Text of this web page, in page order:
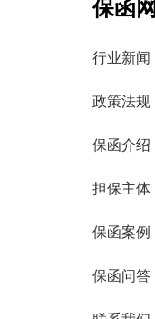
保函网
行业新闻
政策法规
保函介绍
担保主体
保函案例
保函问答